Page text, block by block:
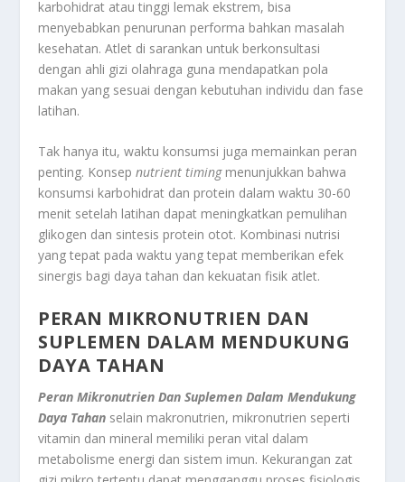
karbohidrat atau tinggi lemak ekstrem, bisa
menyebabkan penurunan performa bahkan masalah
kesehatan. Atlet di sarankan untuk berkonsultasi
dengan ahli gizi olahraga guna mendapatkan pola
makan yang sesuai dengan kebutuhan individu dan fase
latihan.
Tak hanya itu, waktu konsumsi juga memainkan peran
penting. Konsepnutrient timingmenunjukkan bahwa
konsumsi karbohidrat dan protein dalam waktu 30-60
menit setelah latihan dapat meningkatkan pemulihan
glikogen dan sintesis protein otot. Kombinasi nutrisi
yang tepat pada waktu yang tepat memberikan efek
sinergis bagi daya tahan dan kekuatan fisik atlet.
PERAN MIKRONUTRIEN DAN
SUPLEMEN DALAM MENDUKUNG
DAYA TAHAN
Peran Mikronutrien Dan Suplemen Dalam Mendukung
Daya Tahan selain makronutrien, mikronutrien seperti
vitamin dan mineral memiliki peran vital dalam
metabolisme energi dan sistem imun. Kekurangan zat